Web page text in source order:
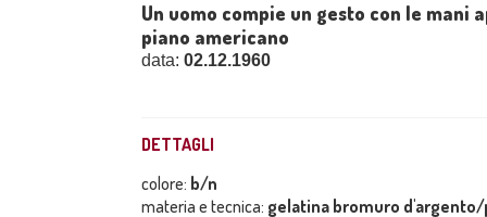
Un uomo compie un gesto con le mani
piano americano
data: 02.12.1960
DETTAGLI
colore: b/n
materia e tecnica: gelatina bromuro